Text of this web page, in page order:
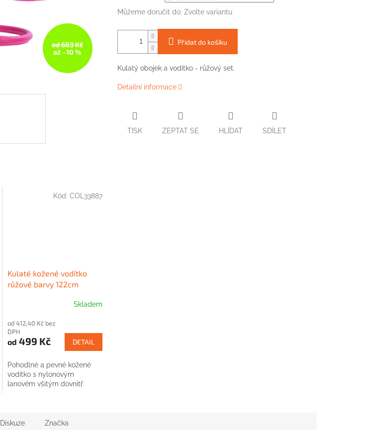
od 683 Kč
až –10 %
Můžeme doručit do: Zvolte variantu
Přidat do košíku
Kulatý obojek a vodítko - růžový set.
Detailní informace
TISK ZEPTAT SE HLÍDAT SDÍLET
Kulaté kožené vodítko
růžové barvy 122cm
Skladem
od 412,40 Kč bez
DPH
od 499 Kč DETAIL
Pohodlné a pevné kožené
vodítko s nylonovým
lanovém všitým dovnitř.
Kód: COL33887
Diskuze Značka